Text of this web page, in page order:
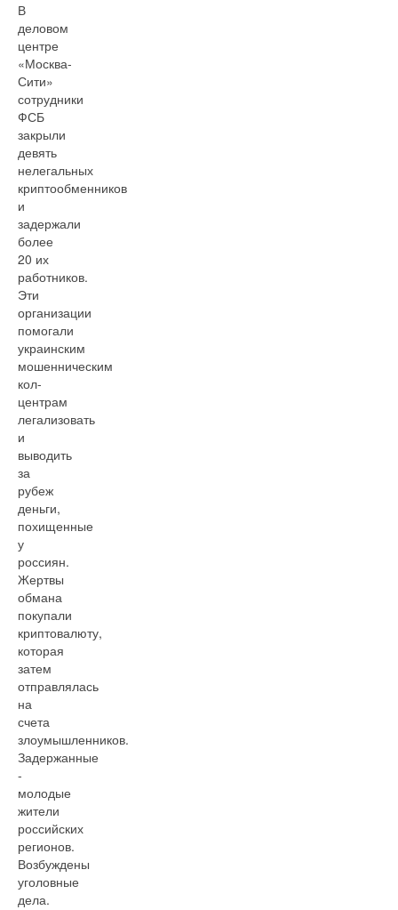
В
деловом
центре
«Москва-
Сити»
сотрудники
ФСБ
закрыли
девять
нелегальных
криптообменников
и
задержали
более
20 их
работников.
Эти
организации
помогали
украинским
мошенническим
кол-
центрам
легализовать
и
выводить
за
рубеж
деньги,
похищенные
у
россиян.
Жертвы
обмана
покупали
криптовалюту,
которая
затем
отправлялась
на
счета
злоумышленников.
Задержанные
-
молодые
жители
российских
регионов.
Возбуждены
уголовные
дела.